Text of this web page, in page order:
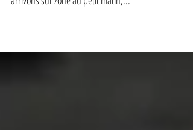
partions Benjamin et moi sur un lac des Landes. Nous
arrivons sur zone au petit matin,...